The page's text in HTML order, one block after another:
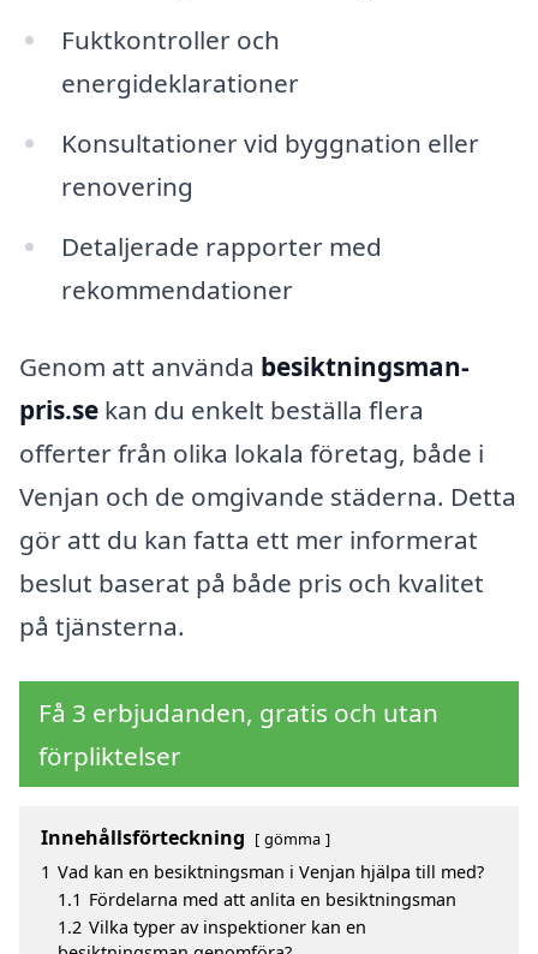
Fuktkontroller och
energideklarationer
Konsultationer vid byggnation eller
renovering
Detaljerade rapporter med
rekommendationer
Genom att använda besiktningsman-
pris.se kan du enkelt beställa flera
offerter från olika lokala företag, både i
Venjan och de omgivande städerna. Detta
gör att du kan fatta ett mer informerat
beslut baserat på både pris och kvalitet
på tjänsterna.
Få 3 erbjudanden, gratis och utan
förpliktelser
Innehållsförteckning gömma
1 Vad kan en besiktningsman i Venjan hjälpa till med?
1.1 Fördelarna med att anlita en besiktningsman
1.2 Vilka typer av inspektioner kan en